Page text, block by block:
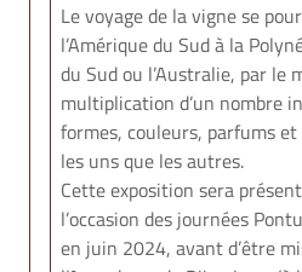
Le voyage de la vigne se
l’Amérique du Sud à la
du Sud ou l’Australie, par le
multiplication d’un nombre
formes, couleurs, parfums et
les uns que les autres.
Cette exposition sera
l’occasion des journées
en juin 2024, avant d’être